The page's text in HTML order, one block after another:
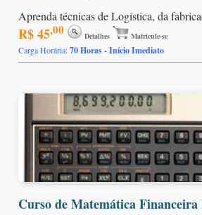
Aprenda técnicas de Logística, da
R$ 45,00 Detalhes Matricule-se
Carga Horária:70 Horas - Início Imediato
Curso de Matemática Financeira